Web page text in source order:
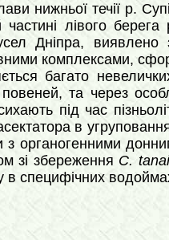
нижньої течії р.
частині лівого
Дніпра, виявлено
комплексами,
багато
та через
під час
в
органогенними
зі збереження С.
в специфічних